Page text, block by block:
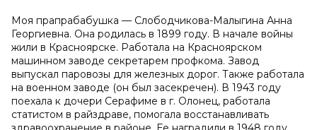
Моя прапрабабушка — Слободчикова-Малыгина Анна
Георгиевна. Она родилась в 1899 году. В начале войны
жили в Красноярске. Работала на Красноярском
машинном заводе секретарем профкома. Завод
выпускал паровозы для железных дорог. Также работала
на военном заводе (он был засекречен). В 1943 году
поехала к дочери Серафиме в г. Олонец, работала
статистом в райздраве, помогала восстанавливать